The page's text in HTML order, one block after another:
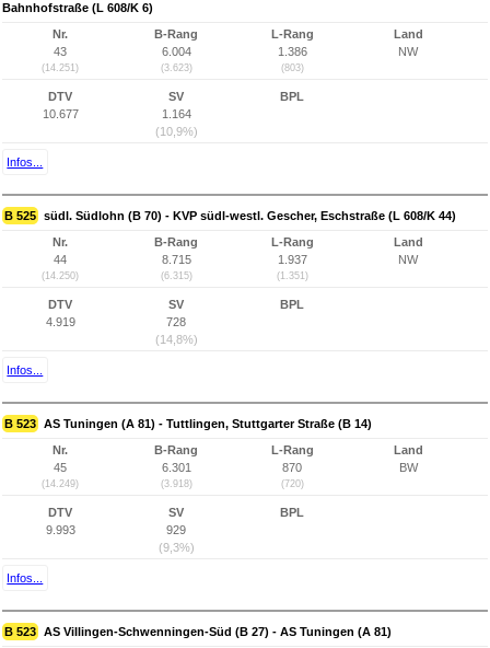
Bahnhofstraße (L 608/K 6)
Nr.
43
(14.251)
B-Rang
6.004
(3.623)
L-Rang
1.386
(803)
Land
NW
DTV
10.677
SV
1.164
(10,9%)
BPL
Infos...
B 525 südl. Südlohn (B 70) - KVP südl-westl. Gescher, Eschstraße (L 608/K 44)
Nr.
44
(14.250)
B-Rang
8.715
(6.315)
L-Rang
1.937
(1.351)
Land
NW
DTV
4.919
SV
728
(14,8%)
BPL
Infos...
B 523 AS Tuningen (A 81) - Tuttlingen, Stuttgarter Straße (B 14)
Nr.
45
(14.249)
B-Rang
6.301
(3.918)
L-Rang
870
(720)
Land
BW
DTV
9.993
SV
929
(9,3%)
BPL
Infos...
B 523 AS Villingen-Schwenningen-Süd (B 27) - AS Tuningen (A 81)